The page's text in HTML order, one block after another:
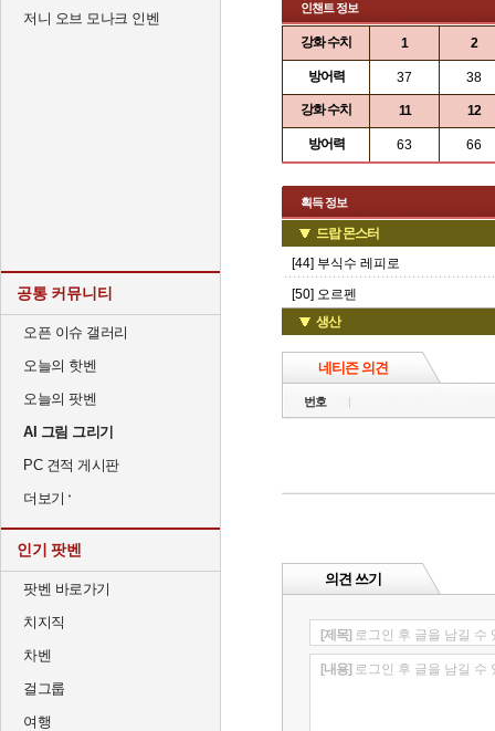
저니 오브 모나크 인벤
공통 커뮤니티
오픈 이슈 갤러리
오늘의 핫벤
오늘의 팟벤
AI 그림 그리기
PC 견적 게시판
더보기
인기 팟벤
팟벤 바로가기
치지직
차벤
걸그룹
여행
인챈트 정보
강화 수치 1 2
방어력 37 38
강화 수치 11 12
방어력 63 66
획득 정보
드랍 몬스터
[44] 부식수 레피로
[50] 오르펜
생산
네티즌 의견
번호
의견 쓰기
[제목] 로그인 후 글을 남길 수
[내용] 로그인 후 글을 남길 수